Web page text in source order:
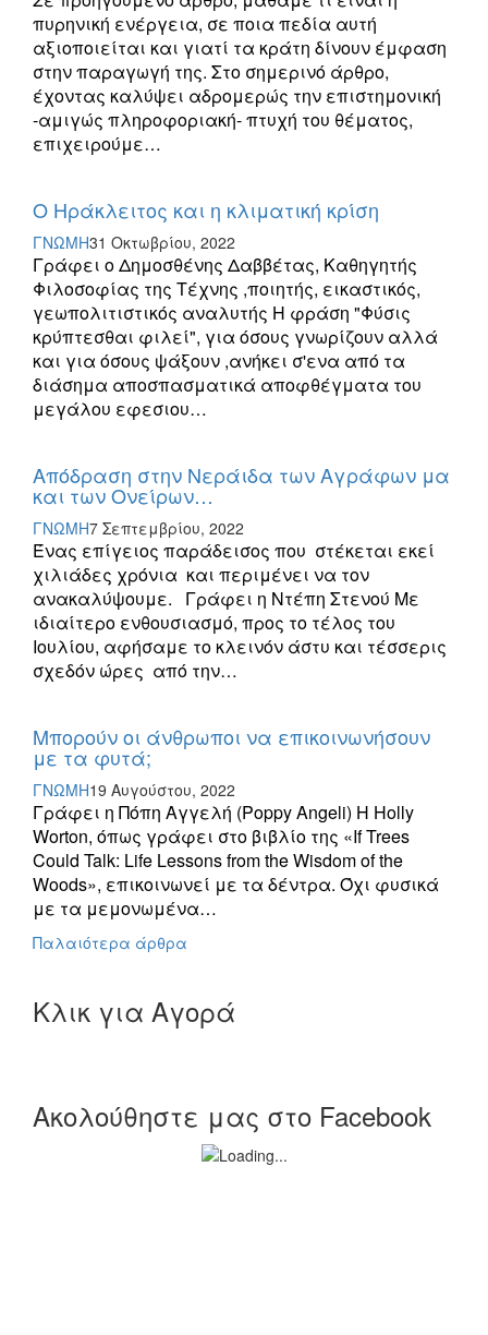
πυρηνική ενέργεια, σε ποια πεδία αυτή
αξιοποιείται και γιατί τα κράτη δίνουν έμφαση
στην παραγωγή της. Στο σημερινό άρθρο,
έχοντας καλύψει αδρομερώς την επιστημονική
-αμιγώς πληροφοριακή- πτυχή του θέματος,
επιχειρούμε…
Ο Ηράκλειτος και η κλιματική κρίση
ΓΝΩΜΗ31 Οκτωβρίου, 2022
Γράφει ο Δημοσθένης Δαββέτας, Καθηγητής
Φιλοσοφίας της Τέχνης ,ποιητής, εικαστικός,
γεωπολιτιστικός αναλυτής Η φράση "Φύσις
κρύπτεσθαι φιλεί", για όσους γνωρίζουν αλλά
και για όσους ψάξουν ,ανήκει σ'ενα από τα
διάσημα αποσπασματικά αποφθέγματα του
μεγάλου εφεσιου…
Απόδραση στην Νεράιδα των Αγράφων μα
και των Ονείρων…
ΓΝΩΜΗ7 Σεπτεμβρίου, 2022
Ένας επίγειος παράδεισος που στέκεται εκεί
χιλιάδες χρόνια και περιμένει να τον
ανακαλύψουμε. Γράφει η Ντέπη Στενού Με
ιδιαίτερο ενθουσιασμό, προς το τέλος του
Ιουλίου, αφήσαμε το κλεινόν άστυ και τέσσερις
σχεδόν ώρες από την…
Μπορούν οι άνθρωποι να επικοινωνήσουν
με τα φυτά;
ΓΝΩΜΗ19 Αυγούστου, 2022
Γράφει η Πόπη Αγγελή (Poppy Angeli) Η Holly
Worton, όπως γράφει στο βιβλίο της «If Trees
Could Talk: Life Lessons from the Wisdom of the
Woods», επικοινωνεί με τα δέντρα. Όχι φυσικά
με τα μεμονωμένα…
Πλοήγηση
Παλαιότερα άρθρα
Κλικ για Αγορά
Ακολούθηστε μας στο Facebook